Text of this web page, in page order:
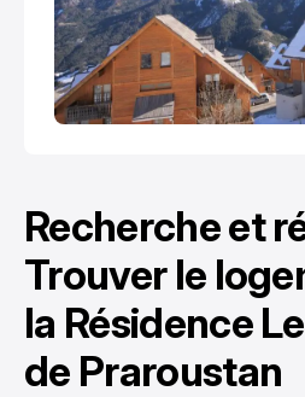
Recherche et
Trouver le
la Résidence
de Praroustan